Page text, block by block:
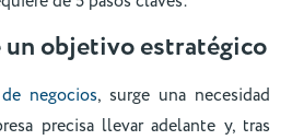
un objetivo estratégico
negocios, surge una necesidad
precisa llevar adelante y, tras